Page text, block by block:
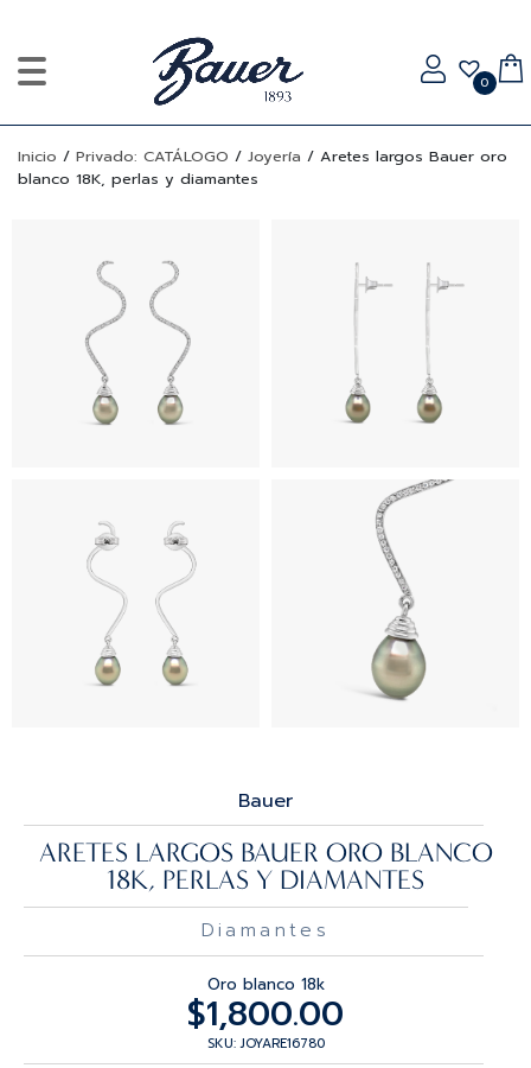
0
Inicio / Privado: CATÁLOGO / Joyería / Aretes largos Bauer oro
blanco 18K, perlas y diamantes
Bauer
ARETES LARGOS BAUER ORO BLANCO
18K, PERLAS Y DIAMANTES
Diamantes
Oro blanco 18k
$1,800.00
SKU: JOYARE16780